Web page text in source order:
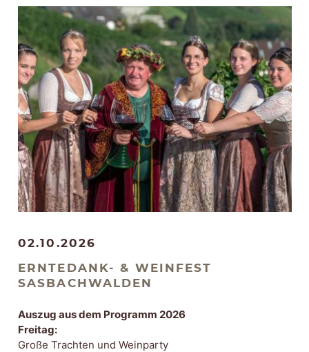
Eintritt frei
Ort: Alde Gott Winzer Schwarzwald eG
02.10.2026
ERNTEDANK- & WEINFEST
SASBACHWALDEN
Auszug aus dem Programm 2026
Freitag:
Große Trachten und Weinparty